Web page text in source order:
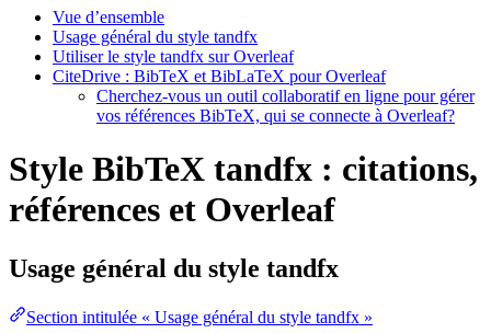
Vue d’ensemble
Usage général du style tandfx
Utiliser le style tandfx sur Overleaf
CiteDrive : BibTeX et BibLaTeX pour Overleaf
Cherchez-vous un outil collaboratif en ligne pour gérer
vos références BibTeX, qui se connecte à Overleaf?
Style BibTeX tandfx : citations,
références et Overleaf
Usage général du style tandfx
Section intitulée « Usage général du style tandfx »